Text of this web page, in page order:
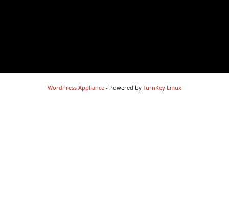
WordPress Appliance - Powered by TurnKey Linux